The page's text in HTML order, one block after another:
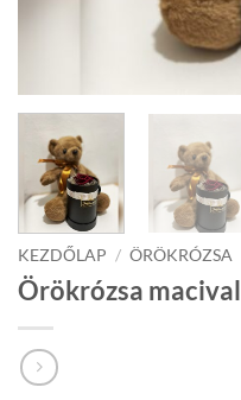
KEZDŐLAP / ÖRÖKRÓZSA
Örökrózsa macival